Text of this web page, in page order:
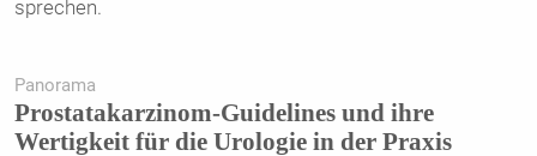
sprechen.
Panorama
Prostatakarzinom-Guidelines und ihre
Wertigkeit für die Urologie in der Praxis